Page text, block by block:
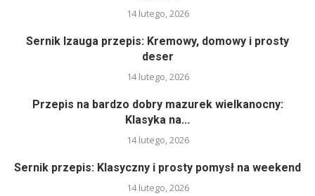
14 lutego, 2026
Sernik Izauga przepis: Kremowy, domowy i prosty
deser
14 lutego, 2026
Przepis na bardzo dobry mazurek wielkanocny:
Klasyka na...
14 lutego, 2026
Sernik przepis: Klasyczny i prosty pomysł na weekend
14 lutego, 2026